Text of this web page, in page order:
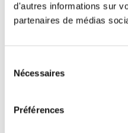
d'autres informations sur
partenaires de médias
Nécessaires
Préférences